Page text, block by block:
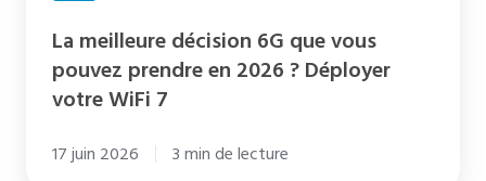
votre
WiFi
La meilleure décision 6G que vous
pouvez prendre en 2026 ? Déployer
votre WiFi 7
17 juin 2026 3 min de lecture